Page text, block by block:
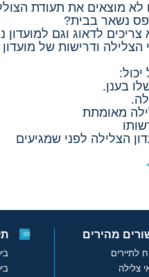
לא מוצאים את תעודת
נשאר בבית?
לדאוג וגם למועדון
בענן.
הצלילה לפני שמגיעים
מהירים
לתיירים
צלילה